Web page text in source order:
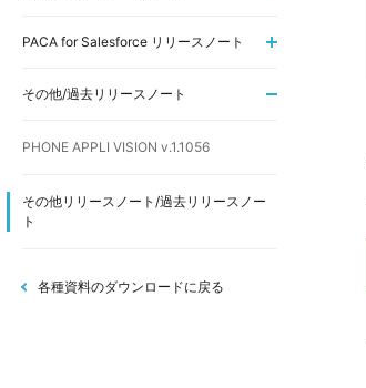
PACA for Salesforce リリースノート
その他/過去リリースノート
PHONE APPLI VISION v.1.1056
その他リリースノート/過去リリースノー
ト
各種資料のダウンロードに戻る